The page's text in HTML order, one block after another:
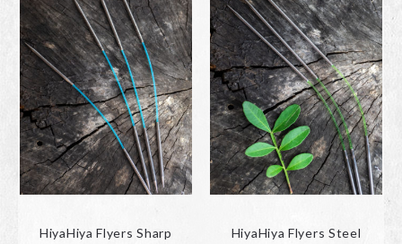
HiyaHiya Flyers Sharp
HiyaHiya Flyers Steel